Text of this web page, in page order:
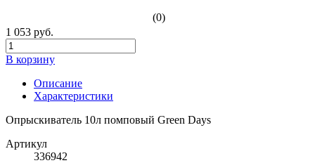
(0)
1 053 руб.
В корзину
Описание
Характеристики
Опрыскиватель 10л помповый Green Days
Артикул
336942